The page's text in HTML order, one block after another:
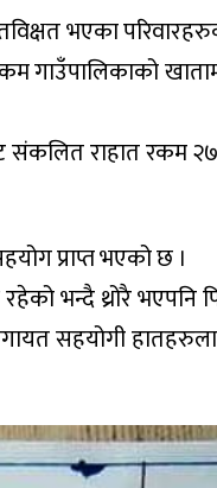
भएका
संकलित राहात रकम
प्राप्त भएको छ ।
भन्दै थ्रोरै भएपनि
सहयोगी